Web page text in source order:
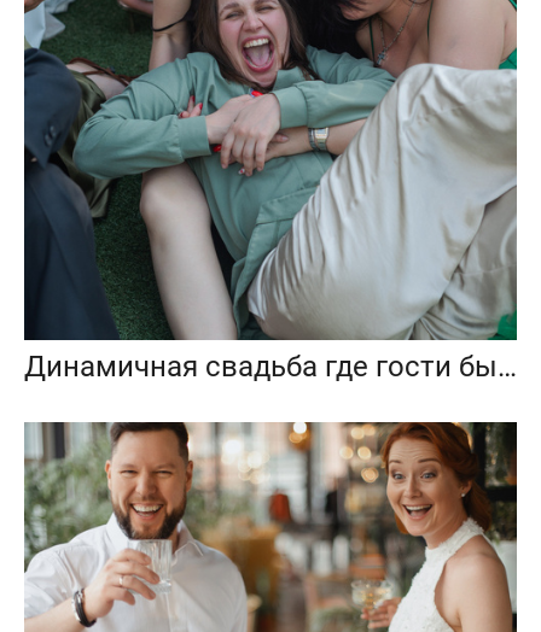
Динамичная свадьба где гости были активными участниками праздника